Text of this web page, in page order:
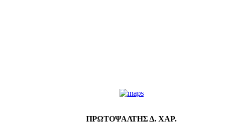
ΠΡΩΤΟΨΑΛΤΗΣ Δ. ΧΑΡ.